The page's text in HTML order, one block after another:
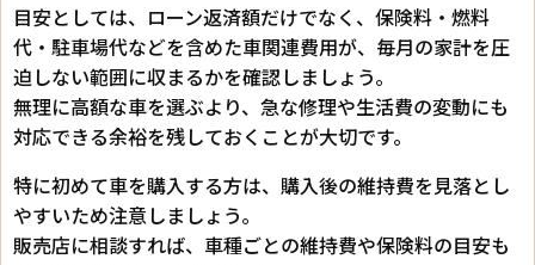
目安としては、ローン返済額だけでなく、保険料・燃料
代・駐車場代などを含めた車関連費用が、毎月の家計を圧
迫しない範囲に収まるかを確認しましょう。
無理に高額な車を選ぶより、急な修理や生活費の変動にも
対応できる余裕を残しておくことが大切です。
特に初めて車を購入する方は、購入後の維持費を見落とし
やすいため注意しましょう。
販売店に相談すれば、車種ごとの維持費や保険料の目安も